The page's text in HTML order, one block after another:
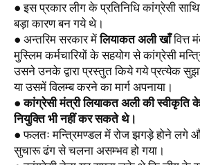
● इस प्रकार लीग के प्रतिनिधि कांग्रेसी
बड़ा कारण बन गये थे।
● अन्तरिम सरकार में लियाकत अली खाँ वित्त
मुस्लिम कर्मचारियों के सहयोग से कांग्रेसी
उसने उनके द्वारा प्रस्तुत किये गये प्रत्येक
या उसमें विलम्ब करने का मार्ग अपनाया।
● कांग्रेसी मंत्री लियाकत अली की स्वीकृति
नियुक्ति भी नहीं कर सकते थे।
● फलतः मन्त्रिमण्डल में रोज झगड़े होने लगे
सुचारू ढंग से चलना असम्भव हो गया।